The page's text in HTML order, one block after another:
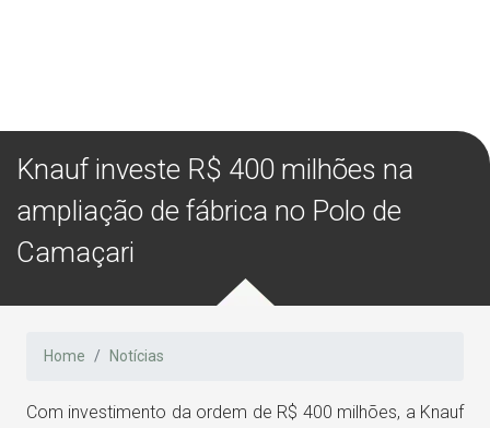
Knauf investe R$ 400 milhões na
ampliação de fábrica no Polo de
Camaçari
Home Notícias
Com investimento da ordem de R$ 400 milhões, a Knauf